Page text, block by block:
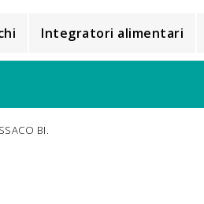
Integratori alimentari
BI.